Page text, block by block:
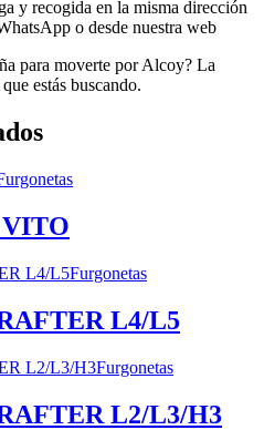
y recogida en la misma dirección
o desde nuestra web
para moverte por Alcoy? La
estás buscando.
VITO
Furgonetas
L4/L5
Furgonetas
L2/L3/H3